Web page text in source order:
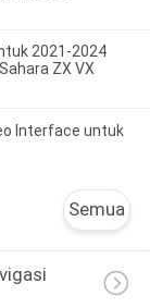
2021-2024
ZX VX
Interface untuk
Semua